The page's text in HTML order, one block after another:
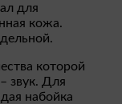
для
кожа.
которой
звук. Для
набойка